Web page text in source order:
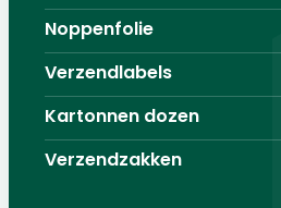
Noppenfolie
Verzendlabels
Kartonnen dozen
Verzendzakken